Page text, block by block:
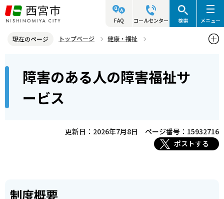
こ
の
ジ
頭
FAQ コールセンター 検索 メニュー
現在のページ トップページ
健康・福祉
障害のある人の障害福祉サービス
障害のある人の障害福祉サ
ービス
更新日：2026年7月8日
ページ番号：15932716
ポストする
制度概要